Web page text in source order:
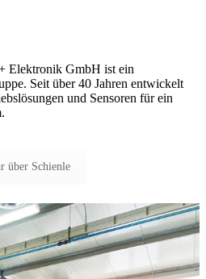
Elektronik GmbH ist ein
Seit über 40 Jahren entwickelt
und Sensoren für ein
über Schienle